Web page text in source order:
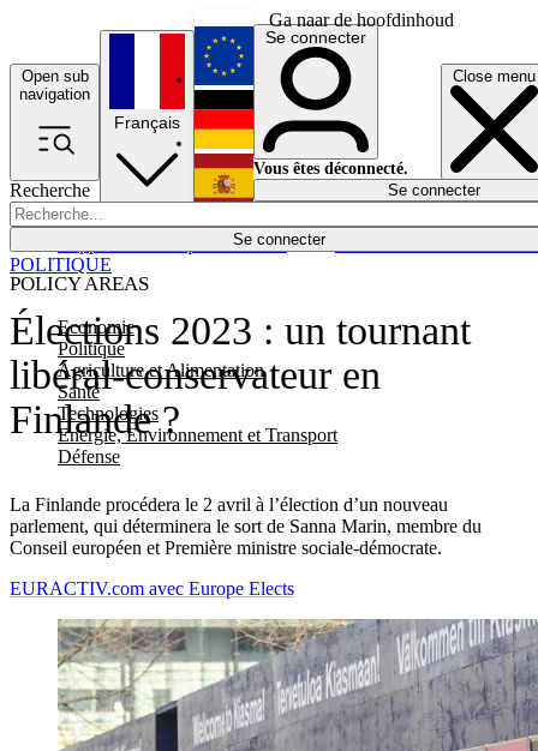
Ga naar de hoofdinhoud
Open sub
navigation
Close menu
Recherche
Se connecter
POLICY AREAS
Economie
Politique
Agriculture et Alimentation
Santé
Technologies
Energie, Environnement et Transport
Défense
Économie
Français
English
Deutsch
Español
Se connecter
Vous êtes déconnecté.
Se connecter
Élections 2023 : un tournant
libéral-conservateur en
Finlande ?
La Finlande procédera le 2 avril à l’élection d’un nouveau
parlement, qui déterminera le sort de Sanna Marin, membre du
Conseil européen et Première ministre sociale-démocrate.
POLITIQUE
EURACTIV.com avec Europe Elects